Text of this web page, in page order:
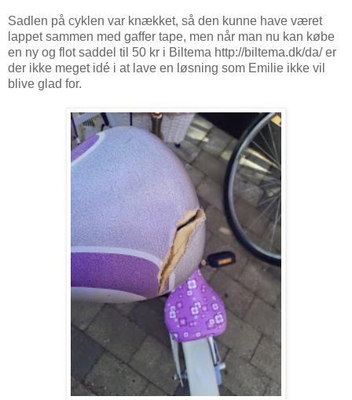
Sadlen på cyklen var knækket, så den kunne have været
lappet sammen med gaffer tape, men når man nu kan købe
en ny og flot saddel til 50 kr i Biltema http://biltema.dk/da/ er
der ikke meget idé i at lave en løsning som Emilie ikke vil
blive glad for.